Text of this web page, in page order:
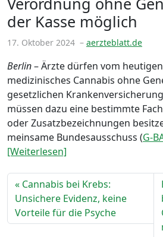
der Kasse möglich
17. Oktober 2024 – aerzteblatt.de
Berlin– Ärzte dürfen vom
medizinisches Cannabis ohne
gesetz­lichen
müssen dazu eine bestimmte
oder Zusatzbezeichnungen
meinsame Bundesausschuss (G-
[Weiterlesen]
Cannabis bei Krebs:
Unsichere Evidenz, keine
Vorteile für die Psyche